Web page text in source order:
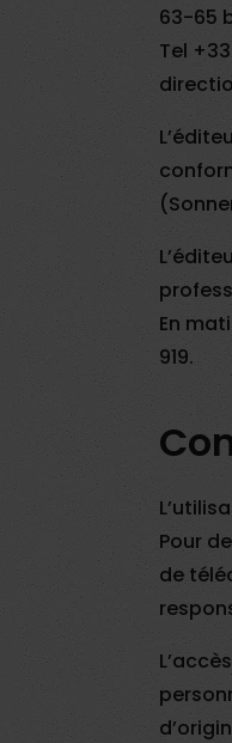
63-65
Tel
En
919.
Pour
de